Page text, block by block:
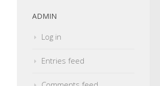
ADMIN
Log in
Entries feed